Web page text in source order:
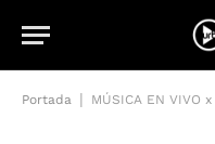
Portada MÚSICA EN VIVO x LOS